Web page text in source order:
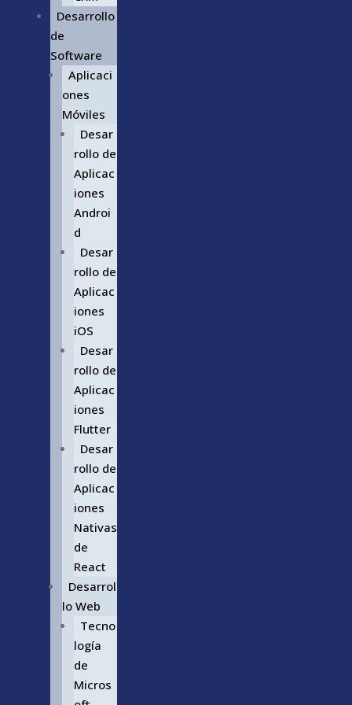
Desarrollo
de
Software
Aplicaci
ones
Móviles
Desar
rollo de
Aplicac
iones
Androi
d
Desar
rollo de
Aplicac
iones
iOS
Desar
rollo de
Aplicac
iones
Flutter
Desar
rollo de
Aplicac
iones
Nativas
de
React
Desarrol
lo Web
Tecno
logía
de
Micros